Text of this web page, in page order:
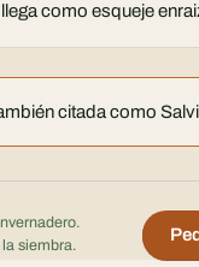
como esqueje
citada como
siembra.